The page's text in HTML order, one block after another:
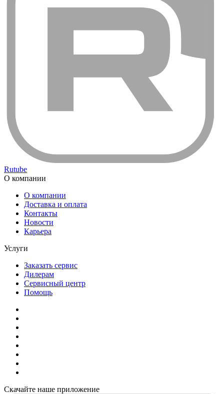
Rutube
О компании
О компании
Доставка и оплата
Контакты
Новости
Карьера
Услуги
Заказать сервис
Дилерам
Сервисный центр
Помощь
Скачайте наше приложение